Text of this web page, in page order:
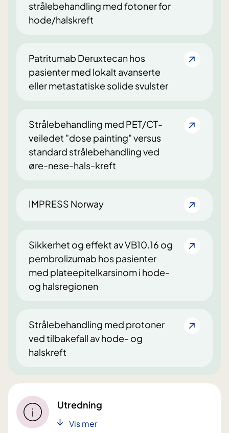
strålebehandling med fotoner for
hode/halskreft
Patritumab Deruxtecan hos
pasienter med lokalt avanserte
eller metastatiske solide svulster
Strålebehandling med PET/CT-
veiledet "dose painting" versus
standard strålebehandling ved
øre-nese-hals-kreft
IMPRESS Norway
Sikkerhet og effekt av VB10.16 og
pembrolizumab hos pasienter
med plateepitelkarsinom i hode-
og halsregionen
Strålebehandling med protoner
ved tilbakefall av hode- og
halskreft
Utredning
Vis mer